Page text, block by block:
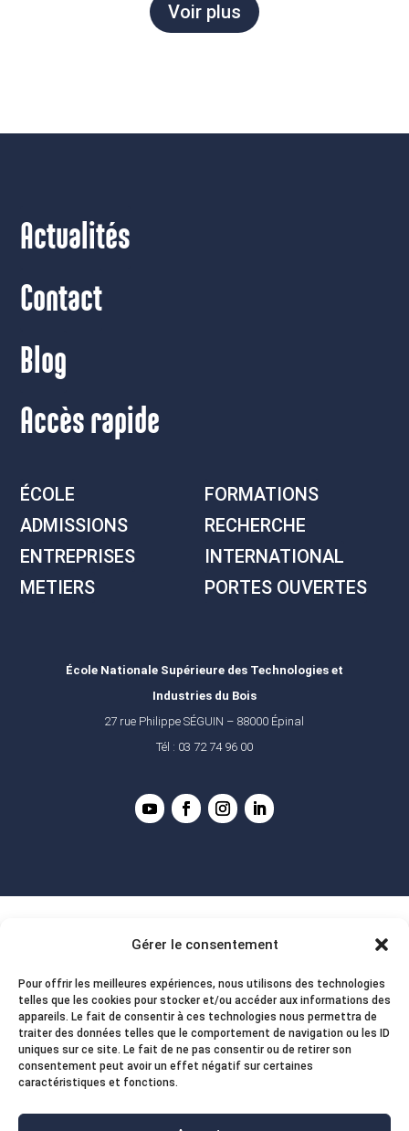
Gérer le consentement
Pour offrir les meilleures expériences, nous utilisons des technologies
telles que les cookies pour stocker et/ou accéder aux informations des
appareils. Le fait de consentir à ces technologies nous permettra de
traiter des données telles que le comportement de navigation ou les ID
uniques sur ce site. Le fait de ne pas consentir ou de retirer son
consentement peut avoir un effet négatif sur certaines
caractéristiques et fonctions.
Voir plus
Actualités
Contact
Blog
Accès rapide
ÉCOLE
FORMATIONS
ADMISSIONS
RECHERCHE
ENTREPRISES
INTERNATIONAL
METIERS
PORTES OUVERTES
École Nationale Supérieure des Technologies et
Industries du Bois
27 rue Philippe SÉGUIN – 88000 Épinal
Tél : 03 72 74 96 00